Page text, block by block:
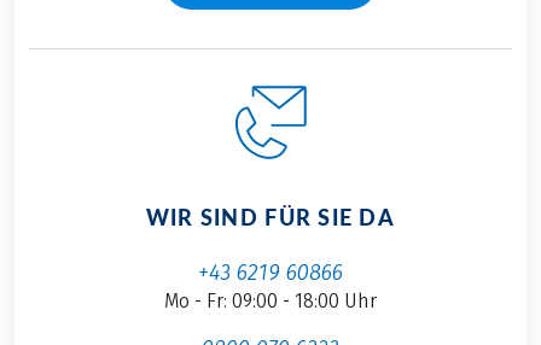
WIR SIND FÜR SIE DA
+43 6219 60866
Mo - Fr: 09:00 - 18:00 Uhr